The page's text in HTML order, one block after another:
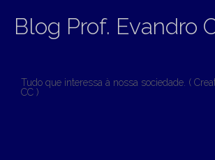
Blog Prof. Evandro
Tudo que interessa à nossa sociedade. (
CC )